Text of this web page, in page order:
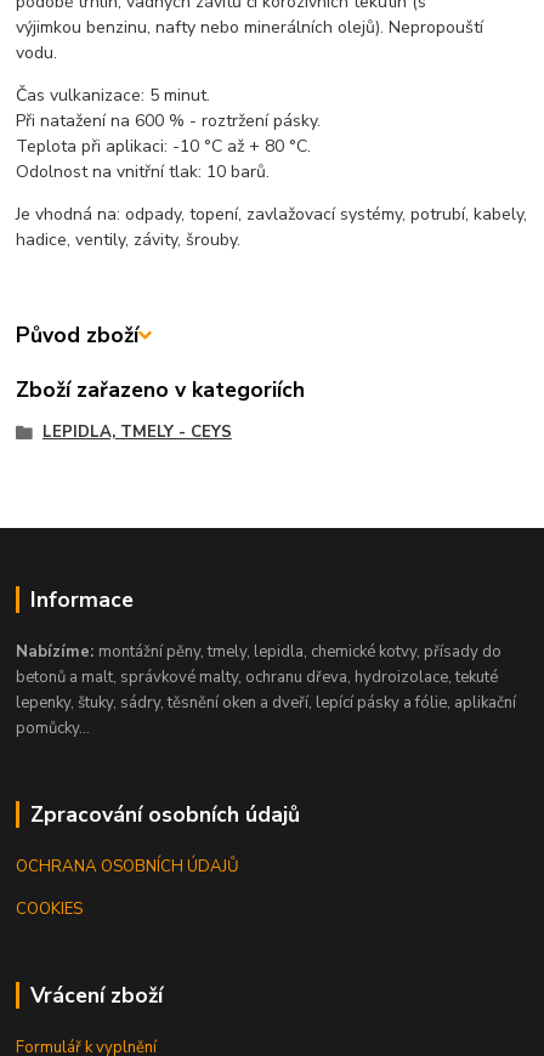
výjimkou benzinu, nafty nebo minerálních olejů). Nepropouští
vodu.
Čas vulkanizace: 5 minut.
Při natažení na 600 % - roztržení pásky.
Teplota při aplikaci: -10 °C až + 80 °C.
Odolnost na vnitřní tlak: 10 barů.
Je vhodná na: odpady, topení, zavlažovací systémy, potrubí, kabely,
hadice, ventily, závity, šrouby.
Původ zboží
Zboží zařazeno v kategoriích
LEPIDLA, TMELY - CEYS
Informace
Nabízíme: montážní pěny, tmely, lepidla, chemické kotvy, přísady do
betonů a malt, správkové malty, ochranu dřeva, hydroizolace, tekuté
lepenky, štuky, sádry, těsnění oken a dveří, lepící pásky a fólie, aplikační
pomůcky...
Zpracování osobních údajů
OCHRANA OSOBNÍCH ÚDAJŮ
COOKIES
Vrácení zboží
Formulář k vyplnění